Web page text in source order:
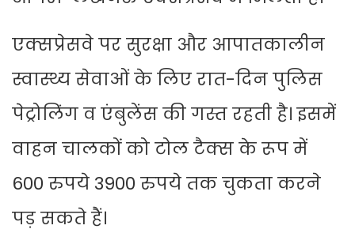
एक्सप्रेसवे पर सुरक्षा और आपातकालीन
स्वास्थ्य सेवाओं के लिए रात-दिन पुलिस
पेट्रोलिंग व एंबुलेंस की गस्त रहती है। इसमें
वाहन चालकों को टोल टैक्स के रूप में
600 रुपये 3900 रुपये तक चुकता करने
पड़ सकते हैं।